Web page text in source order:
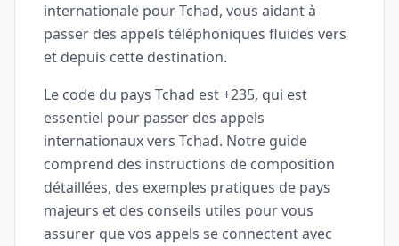
internationale pour Tchad, vous aidant à
passer des appels téléphoniques fluides vers
et depuis cette destination.
Le code du pays Tchad est +235, qui est
essentiel pour passer des appels
internationaux vers Tchad. Notre guide
comprend des instructions de composition
détaillées, des exemples pratiques de pays
majeurs et des conseils utiles pour vous
assurer que vos appels se connectent avec